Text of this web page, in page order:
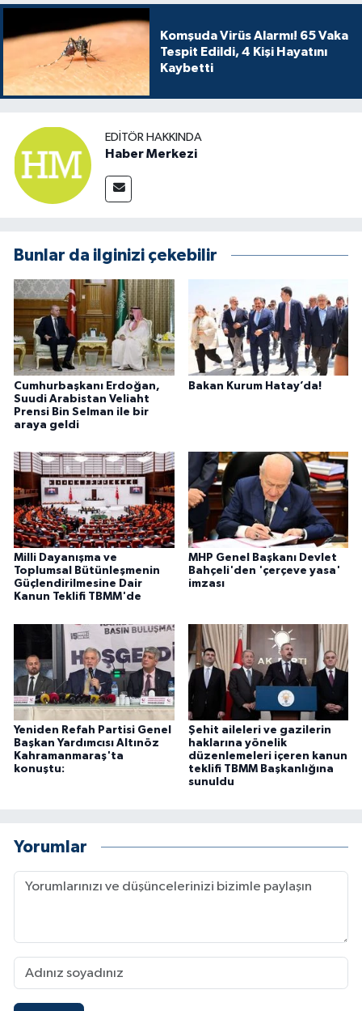
Komşuda Virüs Alarmı! 65 Vaka
Tespit Edildi, 4 Kişi Hayatını
Kaybetti
EDITÖR HAKKINDA
Haber Merkezi
Bunlar da ilginizi çekebilir
Cumhurbaşkanı Erdoğan,
Suudi Arabistan Veliaht
Prensi Bin Selman ile bir
araya geldi
Bakan Kurum Hatay’da!
Milli Dayanışma ve
Toplumsal Bütünleşmenin
Güçlendirilmesine Dair
Kanun Teklifi TBMM'de
MHP Genel Başkanı Devlet
Bahçeli'den 'çerçeve yasa'
imzası
Yeniden Refah Partisi Genel
Başkan Yardımcısı Altınöz
Kahramanmaraş'ta
konuştu:
Şehit aileleri ve gazilerin
haklarına yönelik
düzenlemeleri içeren kanun
teklifi TBMM Başkanlığına
sunuldu
Yorumlar